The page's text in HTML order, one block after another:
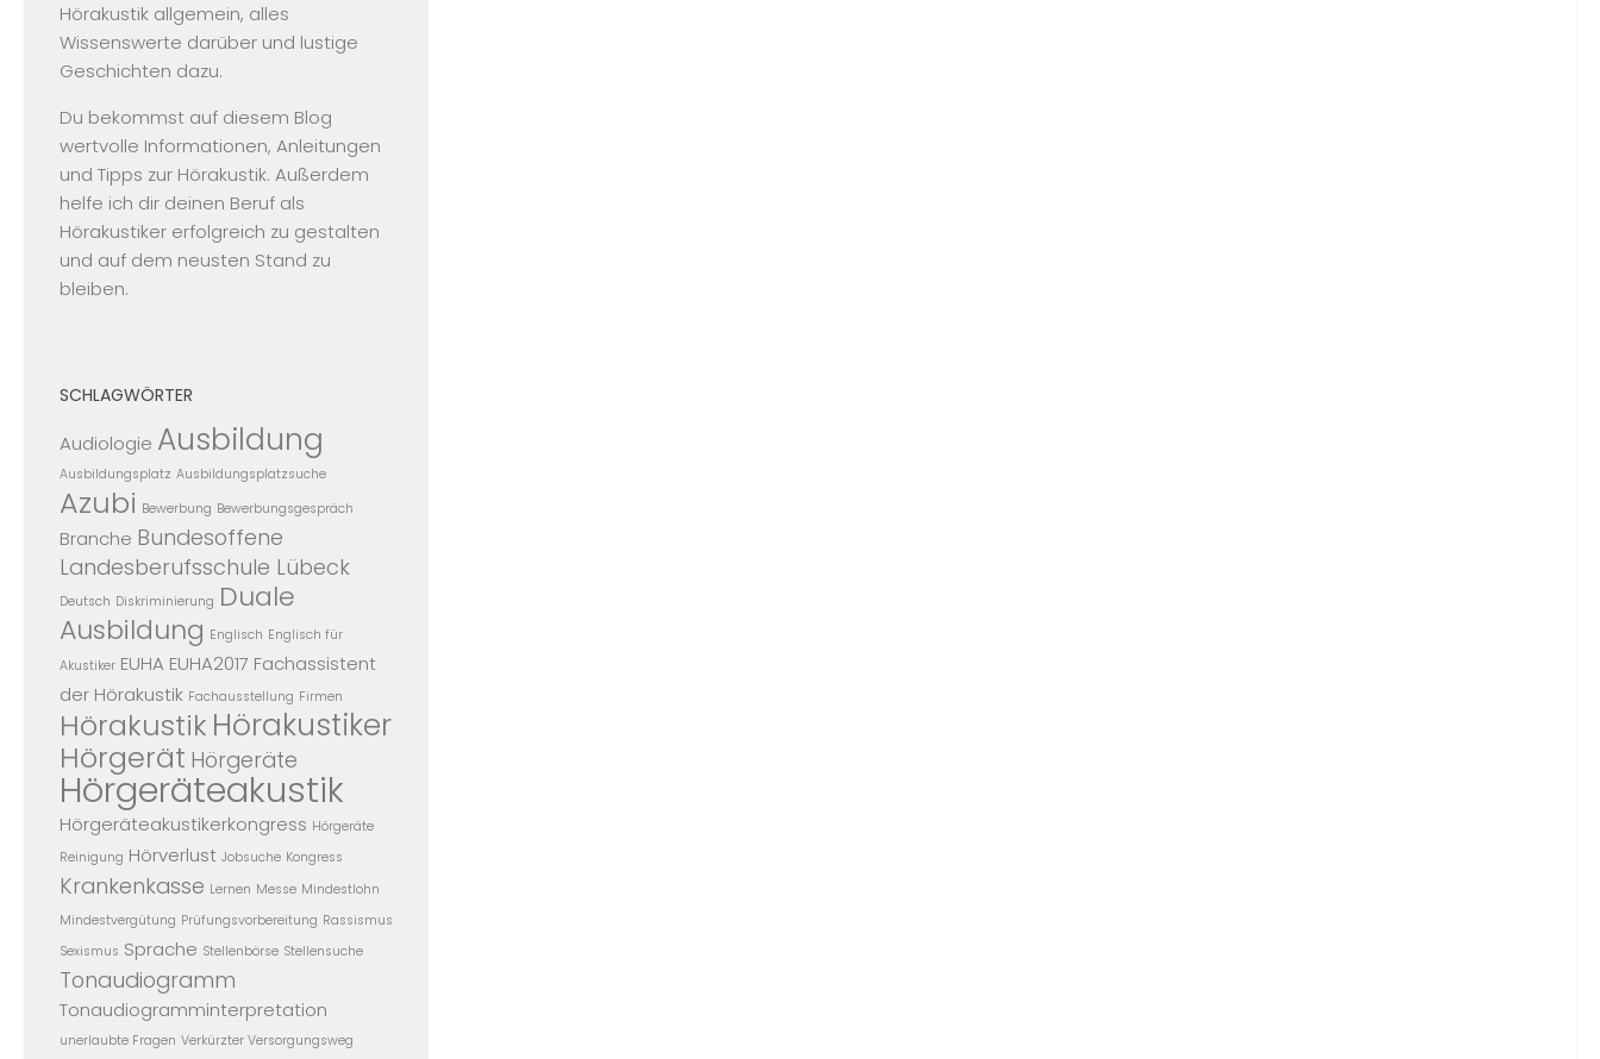
Hörakustik allgemein, alles
Wissenswerte darüber und lustige
Geschichten dazu.
Du bekommst auf diesem Blog
wertvolle Informationen, Anleitungen
und Tipps zur Hörakustik. Außerdem
helfe ich dir deinen Beruf als
Hörakustiker erfolgreich zu gestalten
und auf dem neusten Stand zu
bleiben.
SCHLAGWÖRTER
Audiologie Ausbildung
Ausbildungsplatz Ausbildungsplatzsuche
Azubi Bewerbung Bewerbungsgespräch
Branche Bundesoffene
Landesberufsschule Lübeck
Deutsch Diskriminierung Duale
Ausbildung Englisch Englisch für
Akustiker EUHA EUHA2017 Fachassistent
der Hörakustik Fachausstellung Firmen
Hörakustik Hörakustiker
Hörgerät Hörgeräte
Hörgeräteakustik
Hörgeräteakustikerkongress Hörgeräte
Reinigung Hörverlust Jobsuche Kongress
Krankenkasse Lernen Messe Mindestlohn
Mindestvergütung Prüfungsvorbereitung Rassismus
Sexismus Sprache Stellenbörse Stellensuche
Tonaudiogramm
Tonaudiogramminterpretation
unerlaubte Fragen Verkürzter Versorgungsweg